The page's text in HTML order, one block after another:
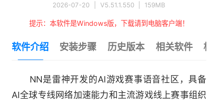
2026-07-20 V5.51.1.550 159MB
提示：本软件是Windows版，下载请到电脑客户端！
软件介绍 安装步骤 历史版本 相关软件 相
NN是雷神开发的AI游戏赛事语音社区，具备
AI全球专线网络加速能力和主流游戏线上赛事组织